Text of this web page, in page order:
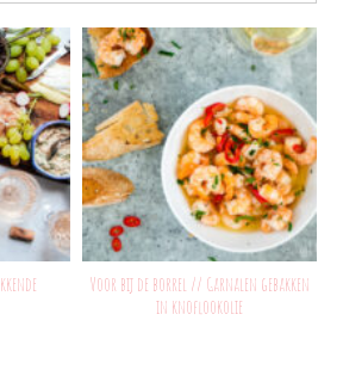
Voor bij de borrel // Garnalen gebakken
in knoflookolie